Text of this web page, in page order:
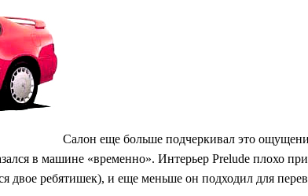
Салон еще больше подчеркивал это
в машине «временно». Интерьер Prelude плохо
двое ребятишек), и еще меньше он подходил для